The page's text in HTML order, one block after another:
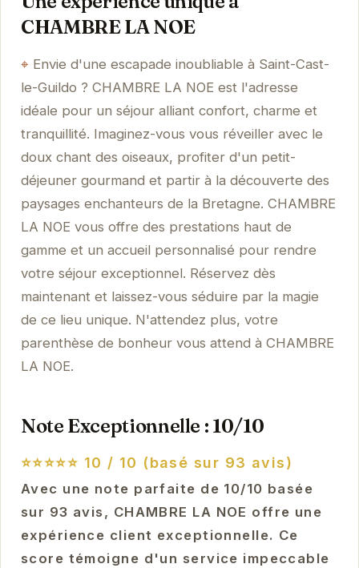
CHAMBRE LA NOE
Envie d'une escapade inoubliable à Saint-Cast-
le-Guildo ? CHAMBRE LA NOE est l'adresse
idéale pour un séjour alliant confort, charme et
tranquillité. Imaginez-vous vous réveiller avec le
doux chant des oiseaux, profiter d'un petit-
déjeuner gourmand et partir à la découverte des
paysages enchanteurs de la Bretagne. CHAMBRE
LA NOE vous offre des prestations haut de
gamme et un accueil personnalisé pour rendre
votre séjour exceptionnel. Réservez dès
maintenant et laissez-vous séduire par la magie
de ce lieu unique. N'attendez plus, votre
parenthèse de bonheur vous attend à CHAMBRE
LA NOE.
Note Exceptionnelle : 10/10
⭐⭐⭐⭐⭐ 10 / 10 (basé sur 93 avis)
Avec une note parfaite de 10/10 basée
sur 93 avis, CHAMBRE LA NOE offre une
expérience client exceptionnelle. Ce
score témoigne d'un service impeccable